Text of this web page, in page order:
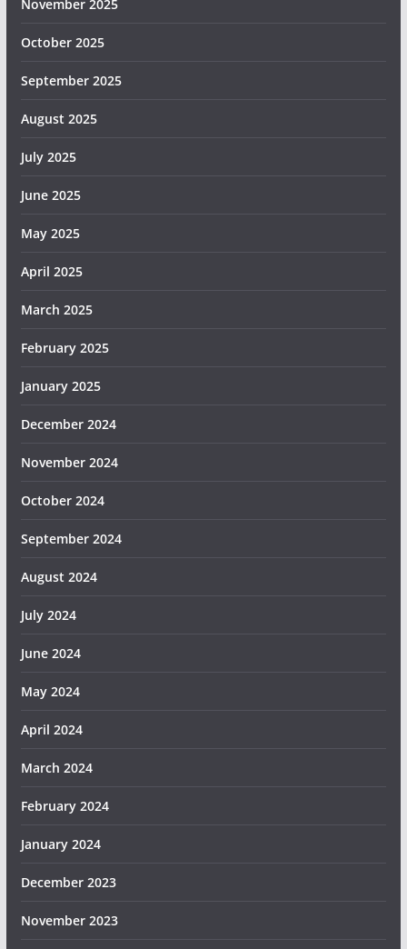
November 2025
October 2025
September 2025
August 2025
July 2025
June 2025
May 2025
April 2025
March 2025
February 2025
January 2025
December 2024
November 2024
October 2024
September 2024
August 2024
July 2024
June 2024
May 2024
April 2024
March 2024
February 2024
January 2024
December 2023
November 2023